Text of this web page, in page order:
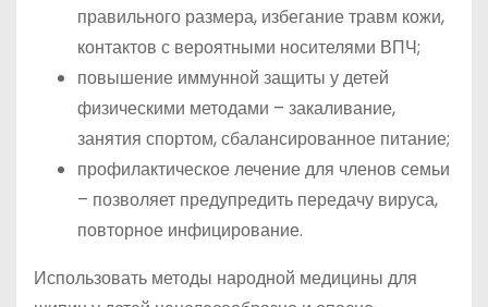
правильного размера, избегание травм кожи,
контактов с вероятными носителями ВПЧ;
повышение иммунной защиты у детей
физическими методами – закаливание,
занятия спортом, сбалансированное питание;
профилактическое лечение для членов семьи
– позволяет предупредить передачу вируса,
повторное инфицирование.
Использовать методы народной медицины для